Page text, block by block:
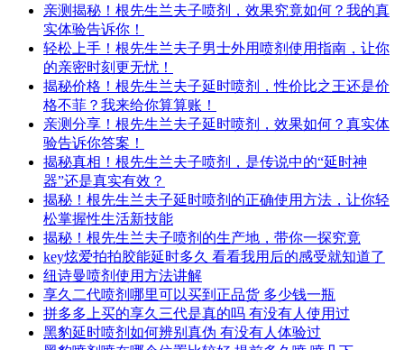
亲测揭秘！根先生兰夫子喷剂，效果究竟如何？我的真
实体验告诉你！
轻松上手！根先生兰夫子男士外用喷剂使用指南，让你
的亲密时刻更无忧！
揭秘价格！根先生兰夫子延时喷剂，性价比之王还是价
格不菲？我来给你算算账！
亲测分享！根先生兰夫子延时喷剂，效果如何？真实体
验告诉你答案！
揭秘真相！根先生兰夫子喷剂，是传说中的“延时神
器”还是真实有效？
揭秘！根先生兰夫子延时喷剂的正确使用方法，让你轻
松掌握性生活新技能
揭秘！根先生兰夫子喷剂的生产地，带你一探究竟
key炫爱拍拍胶能延时多久 看看我用后的感受就知道了
纽诗曼喷剂使用方法讲解
享久二代喷剂哪里可以买到正品货 多少钱一瓶
拼多多上买的享久三代是真的吗 有没有人使用过
黑豹延时喷剂如何辨别真伪 有没有人体验过